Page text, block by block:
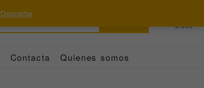
Descartar
0.00€
Contacta Quienes somos